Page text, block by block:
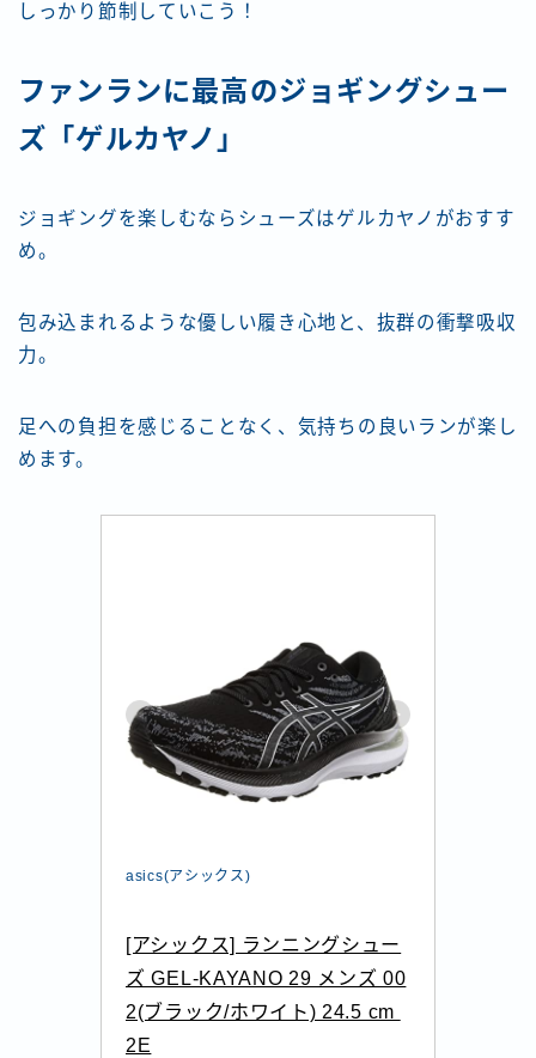
しっかり節制していこう！
ファンランに最高のジョギングシュー
ズ「ゲルカヤノ」
ジョギングを楽しむならシューズはゲルカヤノがおすす
め。
包み込まれるような優しい履き心地と、抜群の衝撃吸収
力。
足への負担を感じることなく、気持ちの良いランが楽し
めます。
asics(アシックス)
[アシックス] ランニングシュー
ズ GEL-KAYANO 29 メンズ 00
2(ブラック/ホワイト) 24.5 cm
2E